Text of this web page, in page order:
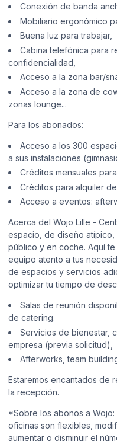
Conexión de banda
Mobiliario ergonómico
Buena luz para trabajar,
Cabina telefónica para
confidencialidad,
Acceso a la zona bar/
Acceso a la zona de
zonas lounge...
Para los abonados:
Acceso a los 300
a sus instalaciones
Créditos mensuales
Créditos para alquiler
Acceso a eventos:
Acerca del Wojo Lille -
espacio, de diseño
público y en coche. Aquí
equipo atento a tus
de espacios y servicios
optimizar tu tiempo de
Salas de reunión
de catering.
Servicios de bienestar,
empresa (previa solicitud),
Afterworks, team
Estaremos encantados de
la recepción.
*Sobre los abonos a
oficinas son flexibles,
aumentar o disminuir el